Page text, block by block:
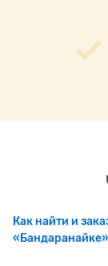
Как найти и